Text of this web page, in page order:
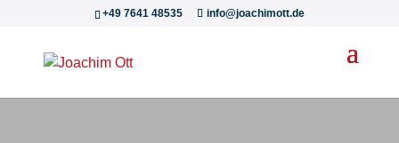
+49 7641 48535 info@joachimott.de